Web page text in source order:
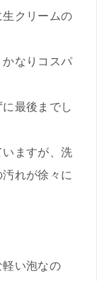
生クリームの
なりコスパ
最後までし
ますが、洗
れが徐々に
い泡なの